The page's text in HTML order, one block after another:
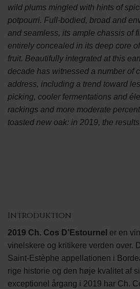
wild plums mingled with hints of
potpourri. Full-bodied, broad and
and seamless, its ample chassis of
entirely concealed in its deep core
fruit. Beautifully integrated at this
decade has witnessed a number of
address, including a trend toward
picking, cooler fermentations and
rackings and more moderate
toasted new oak: in 2019, the
Introduktion
2019 Ch. Cos D’Estournel er en
vinelskere og kritikere verden over.
Saint-Estèphe appellationen i
rige historie og den høje kvalitet af
exceptionel årgang i 2019 har Ch.